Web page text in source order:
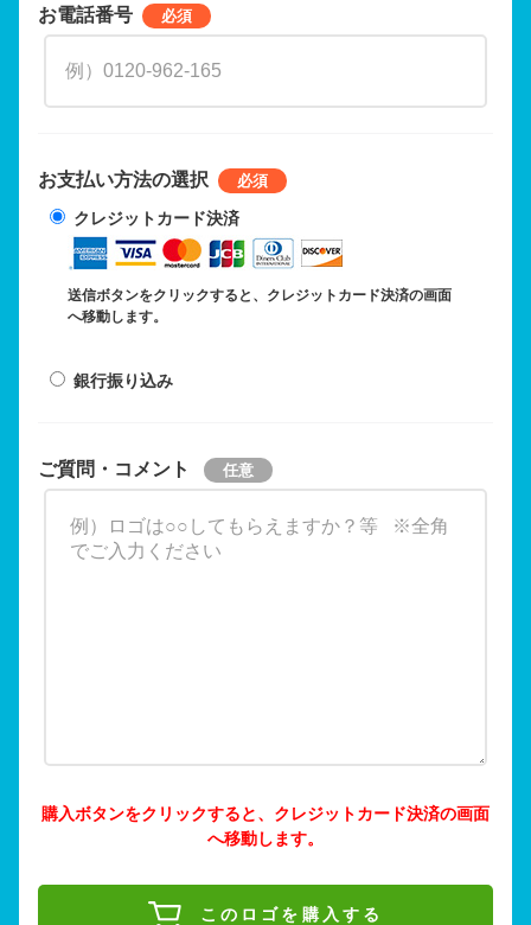
お電話番号
お支払い方法の選択
クレジットカード決済
送信ボタンをクリックすると、クレジットカード決済の画面
へ移動します。
銀行振り込み
ご質問・コメント
購入ボタンをクリックすると、クレジットカード決済の画面
へ移動します。
このロゴを購入する